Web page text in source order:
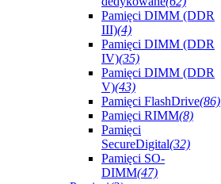
Pamięci DIMM (DDR
III)(4)
Pamięci DIMM (DDR
IV)(35)
Pamięci DIMM (DDR
V)(43)
Pamięci FlashDrive(86)
Pamięci RIMM(8)
Pamięci
SecureDigital(32)
Pamięci SO-
DIMM(47)